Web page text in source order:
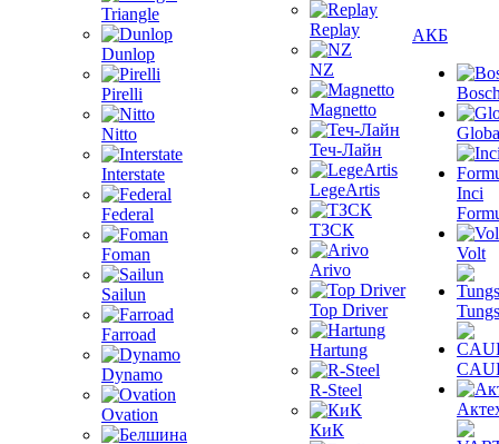
Triangle
Dunlop
Pirelli
Nitto
Interstate
Federal
Foman
Sailun
Farroad
Dynamo
Ovation
Replay
NZ
Magnetto
Теч-Лайн
LegeArtis
ТЗСК
Arivo
Top Driver
Hartung
R-Steel
КиК
АКБ
Inci
Volt